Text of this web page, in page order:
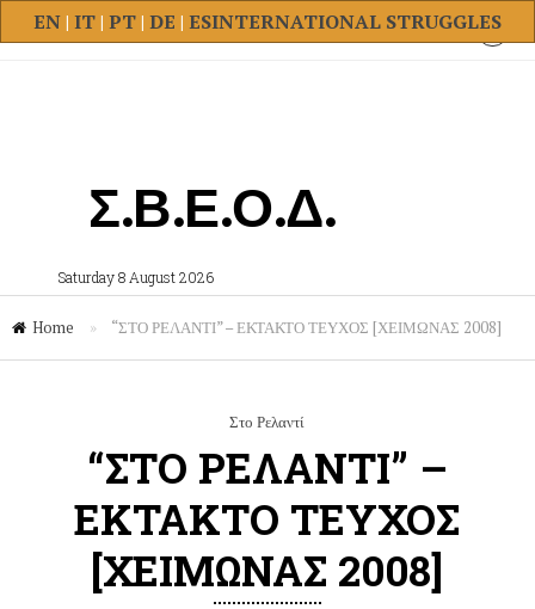
INTERNATIONAL STRUGGLES
EN| IT| PT| DE | ES
Σ.Β.Ε.Ο.Δ.
Saturday 8 August 2026
Home » “ΣΤΟ ΡΕΛΑΝΤΙ” – ΕΚΤΑΚΤΟ ΤΕΥΧΟΣ [ΧΕΙΜΩΝΑΣ 2008]
Στο Ρελαντί
“ΣΤΟ ΡΕΛΑΝΤΙ” –
ΕΚΤΑΚΤΟ ΤΕΥΧΟΣ
[ΧΕΙΜΩΝΑΣ 2008]